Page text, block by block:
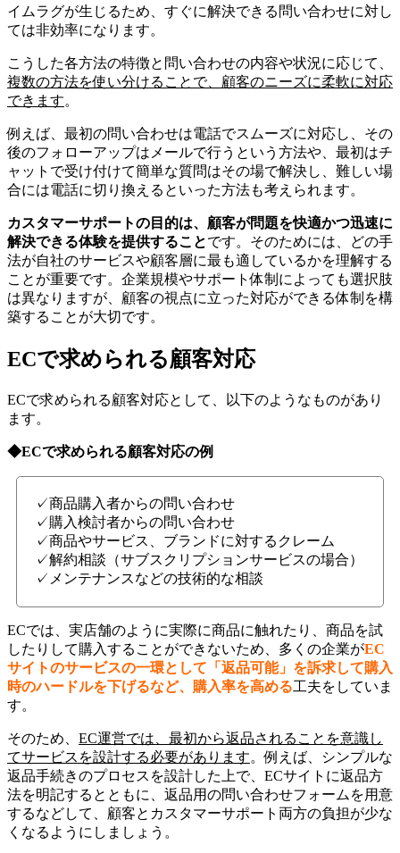
イムラグが生じるため、すぐに解決できる問い合わせに対し
ては非効率になります。
こうした各方法の特徴と問い合わせの内容や状況に応じて、
複数の方法を使い分けることで、顧客のニーズに柔軟に対応
できます。
例えば、最初の問い合わせは電話でスムーズに対応し、その
後のフォローアップはメールで行うという方法や、最初はチ
ャットで受け付けて簡単な質問はその場で解決し、難しい場
合には電話に切り換えるといった方法も考えられます。
カスタマーサポートの目的は、顧客が問題を快適かつ迅速に
解決できる体験を提供することです。そのためには、どの手
法が自社のサービスや顧客層に最も適しているかを理解する
ことが重要です。企業規模やサポート体制によっても選択肢
は異なりますが、顧客の視点に立った対応ができる体制を構
築することが大切です。
ECで求められる顧客対応
ECで求められる顧客対応として、以下のようなものがあり
ます。
◆ECで求められる顧客対応の例
✓商品購入者からの問い合わせ
✓購入検討者からの問い合わせ
✓商品やサービス、ブランドに対するクレーム
✓解約相談（サブスクリプションサービスの場合）
✓メンテナンスなどの技術的な相談
ECでは、実店舗のように実際に商品に触れたり、商品を試
したりして購入することができないため、多くの企業がEC
サイトのサービスの一環として「返品可能」を訴求して購入
時のハードルを下げるなど、購入率を高める工夫をしていま
す。
そのため、 EC運営では、最初から返品されることを意識し
てサービスを設計する必要があります。例えば、シンプルな
返品手続きのプロセスを設計した上で、ECサイトに返品方
法を明記するとともに、返品用の問い合わせフォームを用意
するなどして、顧客とカスタマーサポート両方の負担が少な
くなるようにしましょう。